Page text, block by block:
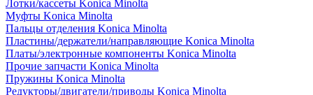
Лотки/кассеты Konica Minolta
Муфты Konica Minolta
Пальцы отделения Konica Minolta
Пластины/держатели/направляющие Konica Minolta
Платы/электронные компоненты Konica Minolta
Прочие запчасти Konica Minolta
Пружины Konica Minolta
Редукторы/двигатели/приводы Konica Minolta